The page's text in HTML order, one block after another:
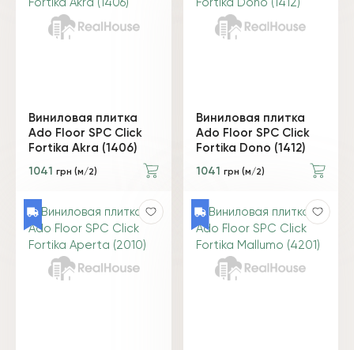
Виниловая плитка
Ado Floor SPC Click
Fortika Akra (1406)
1041 грн (м/2)
Виниловая плитка
Ado Floor SPC Click
Fortika Dono (1412)
1041 грн (м/2)